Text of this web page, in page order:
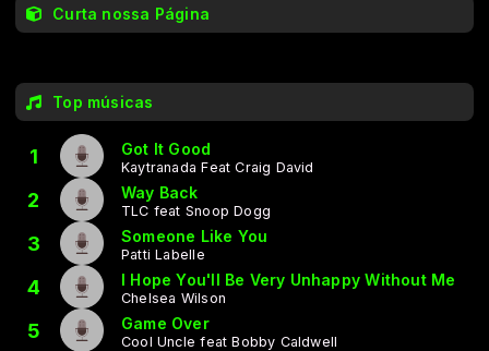
Curta nossa Página
Top músicas
1 Got It Good
Kaytranada Feat Craig David
2 Way Back
TLC feat Snoop Dogg
3 Someone Like You
Patti Labelle
4 I Hope You'll Be Very Unhappy Without Me
Chelsea Wilson
5 Game Over
Cool Uncle feat Bobby Caldwell